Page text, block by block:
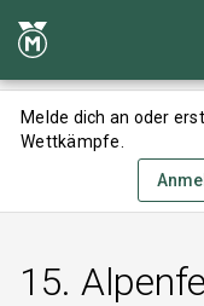
Melde dich an oder
Wettkämpfe.
15.